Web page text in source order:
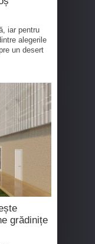
iar pentru
alegerile
un desert
grădinițe